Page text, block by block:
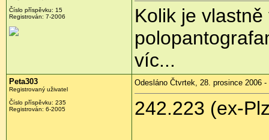
Číslo příspěvku: 15
Registrován: 7-2006
Kolik je
víc...
Peta303
Registrovaný uživatel
Číslo příspěvku: 235
Registrován: 6-2005
Odesláno Čtvrtek, 28. prosince 2006 -
242.223 (ex-